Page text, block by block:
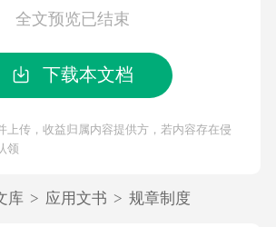
全文预览已结束
下载本文档
上传，收益归属内容提供方，若内容存在侵
领
库 > 应用文书 > 规章制度